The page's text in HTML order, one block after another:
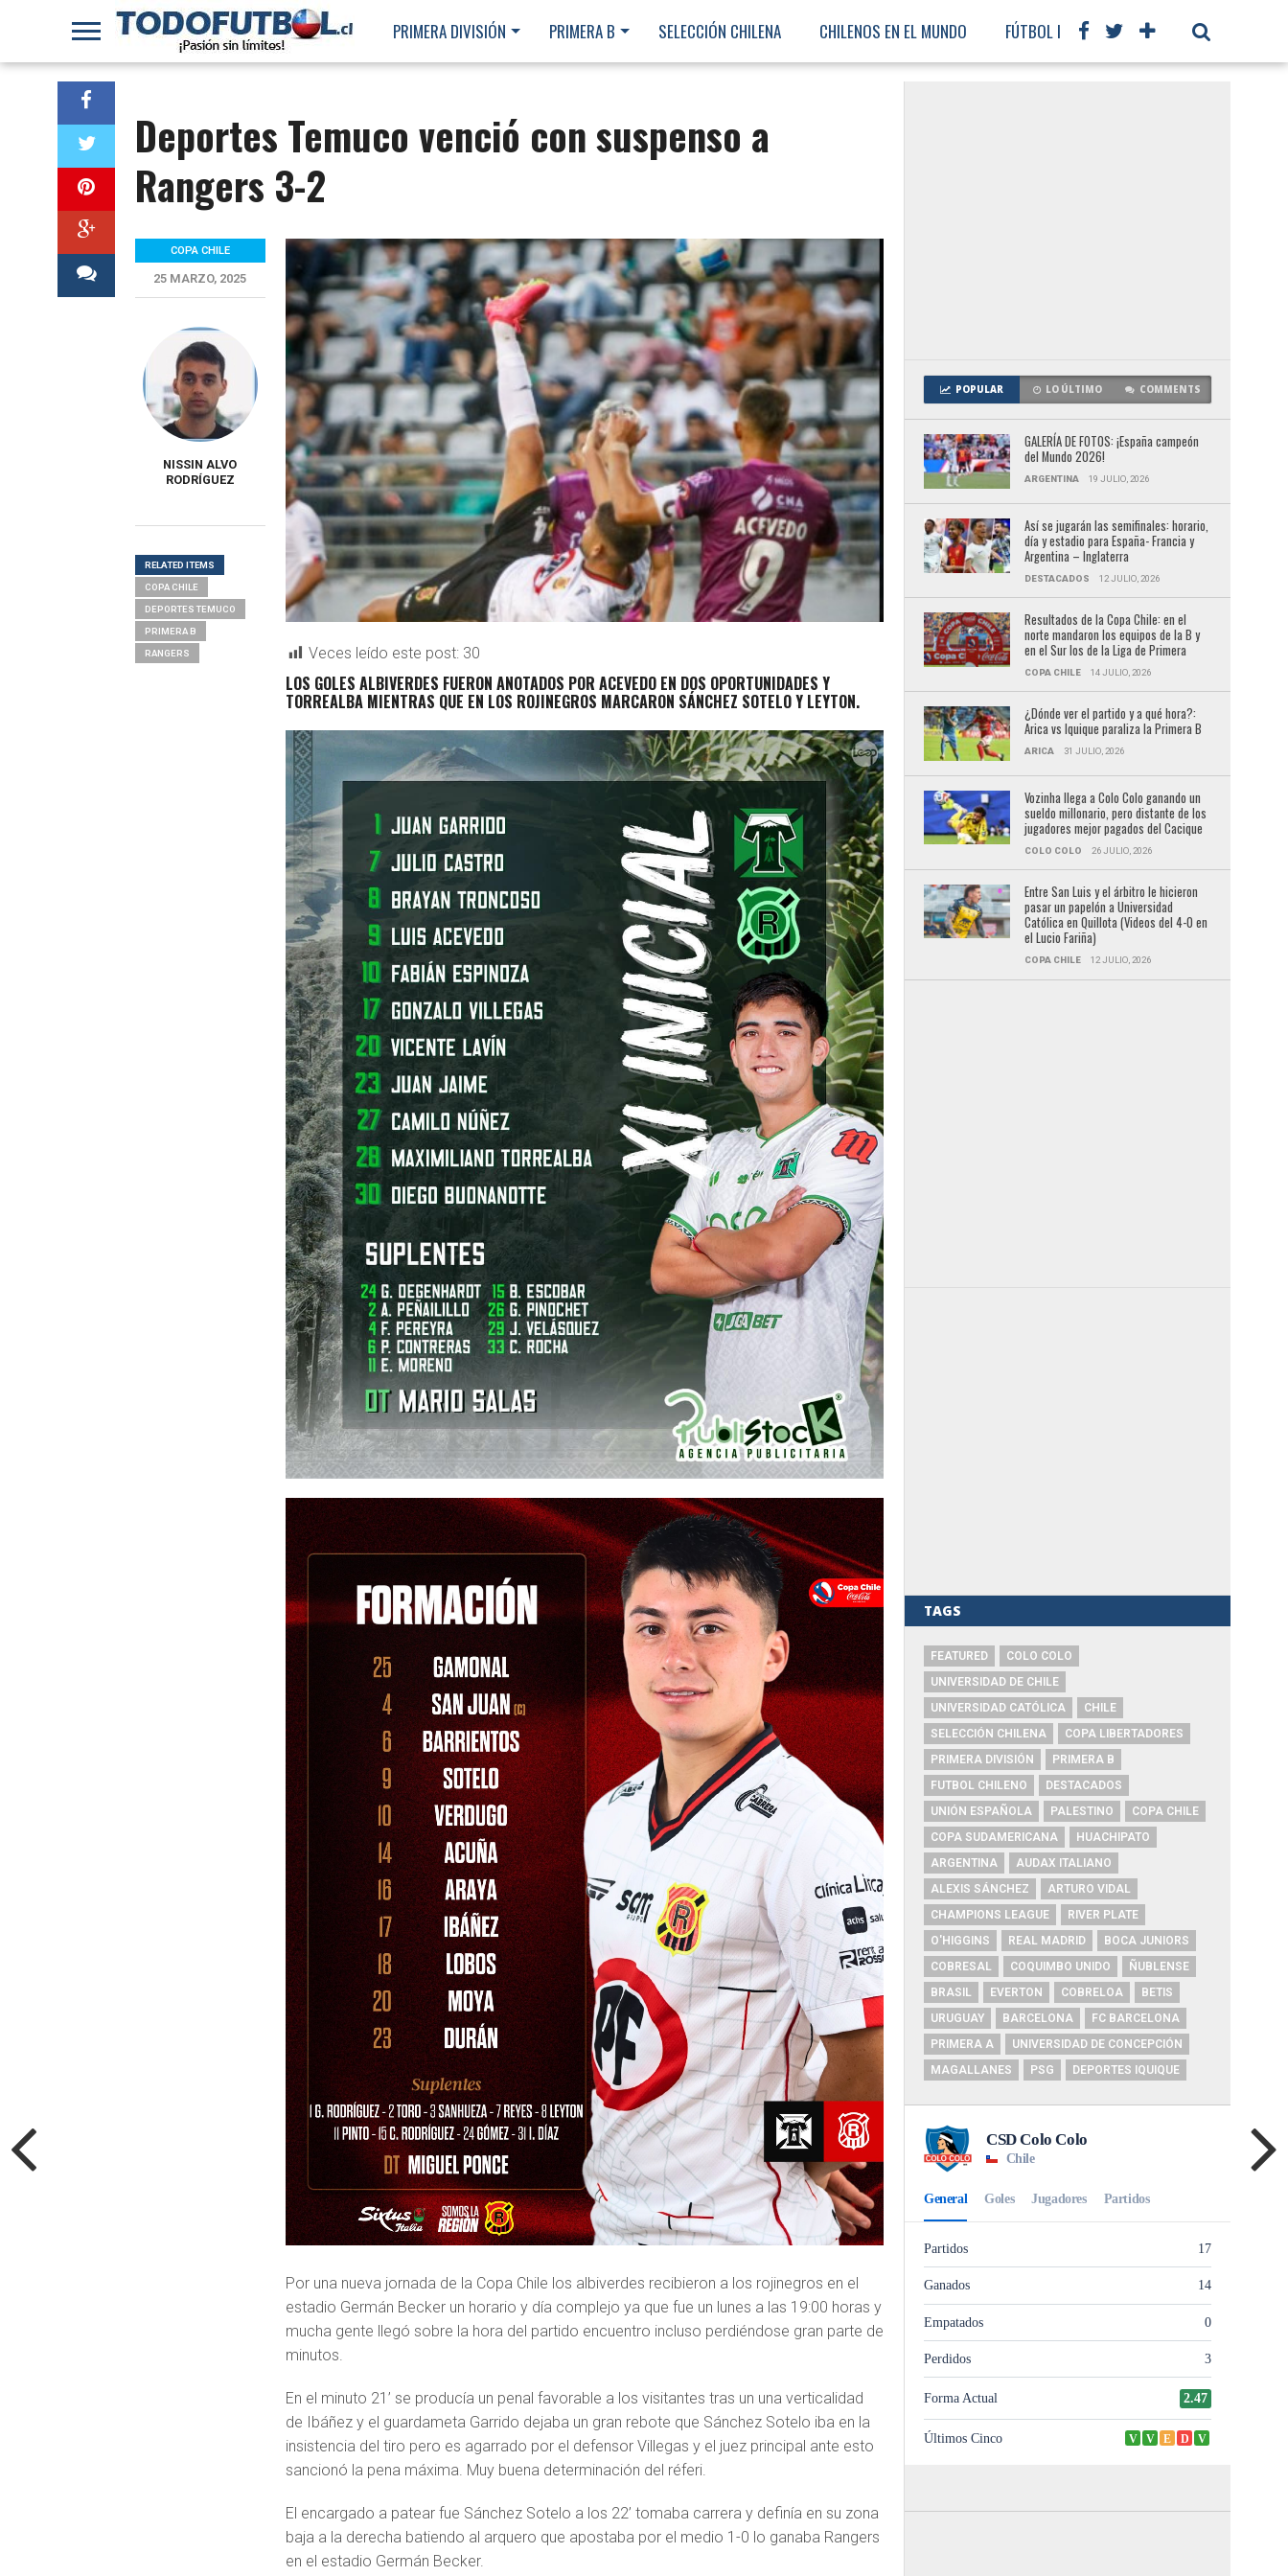
PRIMERA DIVISIÓN PRIMERA B SELECCIÓN CHILENA CHILENOS EN EL MUNDO FÚTBOL INTERNACIONAL
Deportes Temuco venció con suspenso a
Rangers 3-2
Veces leído este post: 30
LOS GOLES ALBIVERDES FUERON ANOTADOS POR ACEVEDO EN DOS OPORTUNIDADES Y
TORREALBA MIENTRAS QUE EN LOS ROJINEGROS MARCARON SÁNCHEZ SOTELO Y LEYTON.
Por una nueva jornada de la Copa Chile los albiverdes recibieron a los rojinegros en el
estadio Germán Becker un horario y día complejo ya que fue un lunes a las 19:00 horas y
mucha gente llegó sobre la hora del partido encuentro incluso perdiéndose gran parte de
minutos.
En el minuto 21’ se producía un penal favorable a los visitantes tras un una verticalidad
de Ibáñez y el guardameta Garrido dejaba un gran rebote que Sánchez Sotelo iba en la
insistencia del tiro pero es agarrado por el defensor Villegas y el juez principal ante esto
sancionó la pena máxima. Muy buena determinación del réferi.
El encargado a patear fue Sánchez Sotelo a los 22’ tomaba carrera y definía en su zona
baja a la derecha batiendo al arquero que apostaba por el medio 1-0 lo ganaba Rangers
en el estadio Germán Becker.
COPA CHILE
25 MARZO, 2025
NISSIN ALVO
RODRÍGUEZ
RELATED ITEMS
COPA CHILE
DEPORTES TEMUCO
PRIMERA B
RANGERS
POPULAR LO ÚLTIMO COMMENTS
GALERÍA DE FOTOS: ¡España campeón
del Mundo 2026!
ARGENTINA 19 JULIO, 2026
Así se jugarán las semifinales: horario,
día y estadio para España- Francia y
Argentina – Inglaterra
DESTACADOS 12 JULIO, 2026
Resultados de la Copa Chile: en el
norte mandaron los equipos de la B y
en el Sur los de la Liga de Primera
COPA CHILE 14 JULIO, 2026
¿Dónde ver el partido y a qué hora?:
Arica vs Iquique paraliza la Primera B
ARICA 31 JULIO, 2026
Vozinha llega a Colo Colo ganando un
sueldo millonario, pero distante de los
jugadores mejor pagados del Cacique
COLO COLO 26 JULIO, 2026
Entre San Luis y el árbitro le hicieron
pasar un papelón a Universidad
Católica en Quillota (Videos del 4-0 en
el Lucio Fariña)
COPA CHILE 12 JULIO, 2026
TAGS
FEATURED
COLO COLO
UNIVERSIDAD DE CHILE
UNIVERSIDAD CATÓLICA
CHILE
SELECCIÓN CHILENA
COPA LIBERTADORES
PRIMERA DIVISIÓN
PRIMERA B
FUTBOL CHILENO
DESTACADOS
UNIÓN ESPAÑOLA
PALESTINO
COPA CHILE
COPA SUDAMERICANA
HUACHIPATO
ARGENTINA
AUDAX ITALIANO
ALEXIS SÁNCHEZ
ARTURO VIDAL
CHAMPIONS LEAGUE
RIVER PLATE
O'HIGGINS
REAL MADRID
BOCA JUNIORS
COBRESAL
COQUIMBO UNIDO
ÑUBLENSE
BRASIL
EVERTON COBRELOA
BETIS
URUGUAY
BARCELONA
FC BARCELONA
PRIMERA A
UNIVERSIDAD DE CONCEPCIÓN
MAGALLANES
PSG DEPORTES IQUIQUE